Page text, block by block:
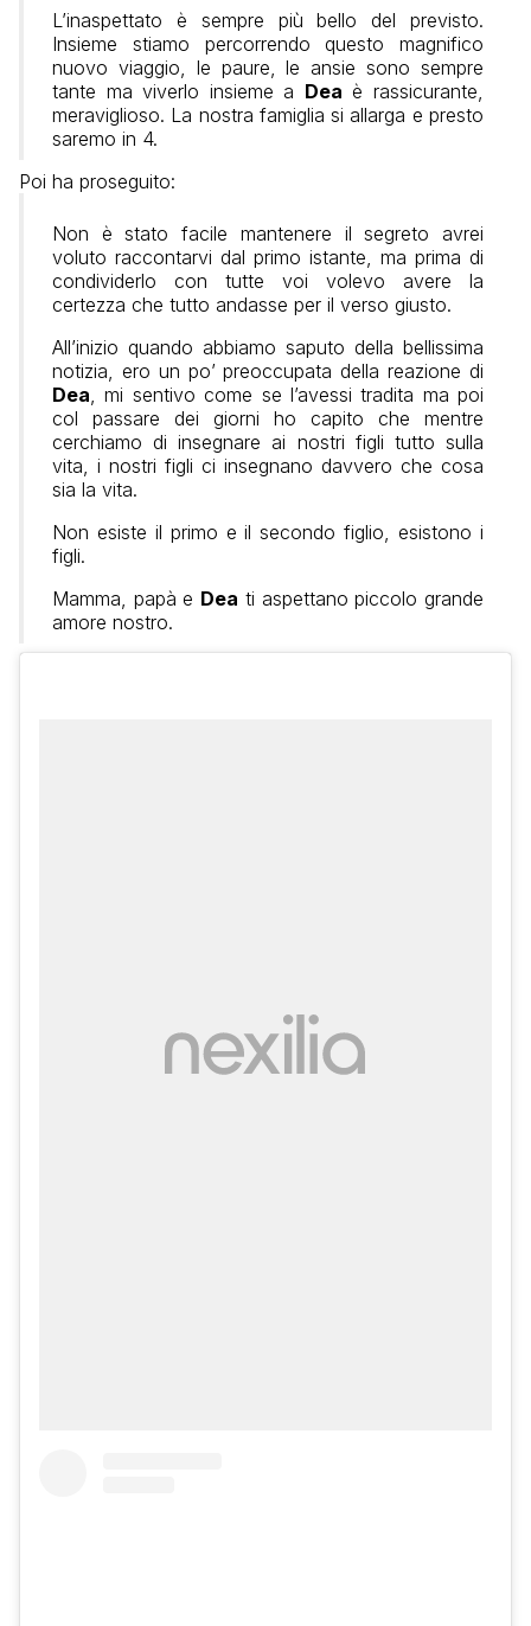
L’inaspettato è sempre più bello del previsto.
Insieme stiamo percorrendo questo magnifico
nuovo viaggio, le paure, le ansie sono sempre
tante ma viverlo insieme a Dea è rassicurante,
meraviglioso. La nostra famiglia si allarga e presto
saremo in 4.
Poi ha proseguito:
Non è stato facile mantenere il segreto avrei
voluto raccontarvi dal primo istante, ma prima di
condividerlo con tutte voi volevo avere la
certezza che tutto andasse per il verso giusto.
All’inizio quando abbiamo saputo della bellissima
notizia, ero un po’ preoccupata della reazione di
Dea , mi sentivo come se l’avessi tradita ma poi
col passare dei giorni ho capito che mentre
cerchiamo di insegnare ai nostri figli tutto sulla
vita, i nostri figli ci insegnano davvero che cosa
sia la vita.
Non esiste il primo e il secondo figlio, esistono i
figli.
Mamma, papà e Dea ti aspettano piccolo grande
amore nostro.